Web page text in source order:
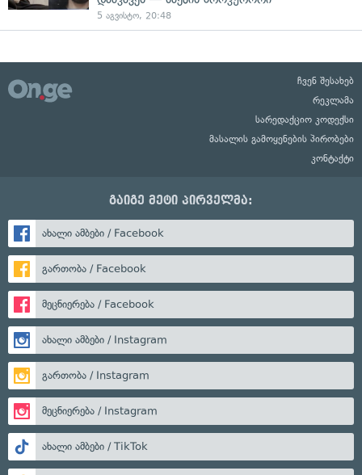
5 აგვისტო, 20:48
ჩვენ შესახებ
რეკლამა
სარედაქციო კოდექსი
მასალის გამოყენების პირობები
კონტაქტი
გაიგე მეტი პირველმა:
ახალი ამბები / Facebook
გართობა / Facebook
მეცნიერება / Facebook
ახალი ამბები / Instagram
გართობა / Instagram
მეცნიერება / Instagram
ახალი ამბები / TikTok